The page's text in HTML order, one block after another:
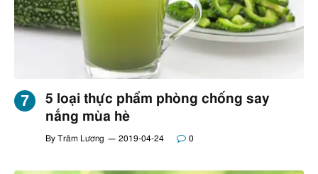
5 loại thực phẩm phòng chống say
nắng mùa hè
By Trâm Lương 2019-04-24 0